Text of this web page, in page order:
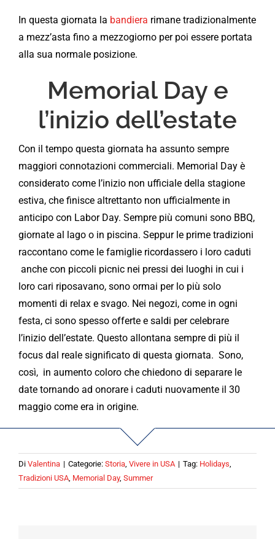
In questa giornata la bandiera rimane tradizionalmente
a mezz’asta fino a mezzogiorno per poi essere portata
alla sua normale posizione.
Memorial Day e
l’inizio dell’estate
Con il tempo questa giornata ha assunto sempre
maggiori connotazioni commerciali. Memorial Day è
considerato come l’inizio non ufficiale della stagione
estiva, che finisce altrettanto non ufficialmente in
anticipo con Labor Day. Sempre più comuni sono BBQ,
giornate al lago o in piscina. Seppur le prime tradizioni
raccontano come le famiglie ricordassero i loro caduti
anche con piccoli picnic nei pressi dei luoghi in cui i
loro cari riposavano, sono ormai per lo più solo
momenti di relax e svago. Nei negozi, come in ogni
festa, ci sono spesso offerte e saldi per celebrare
l’inizio dell’estate. Questo allontana sempre di più il
focus dal reale significato di questa giornata. Sono,
così, in aumento coloro che chiedono di separare le
date tornando ad onorare i caduti nuovamente il 30
maggio come era in origine.
Di Valentina | Categorie: Storia, Vivere in USA | Tag: Holidays,
Tradizioni USA, Memorial Day, Summer